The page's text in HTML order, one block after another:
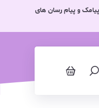
و پیام رسان های